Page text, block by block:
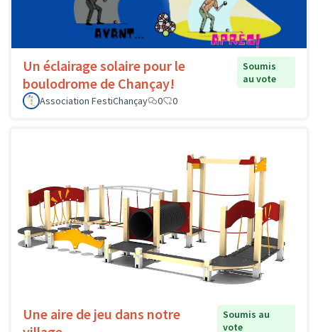
Un éclairage solaire pour le
boulodrome de Chançay!
Soumis
au vote
Association FestiChançay
0 0
Une aire de jeu dans notre
Soumis au
vote